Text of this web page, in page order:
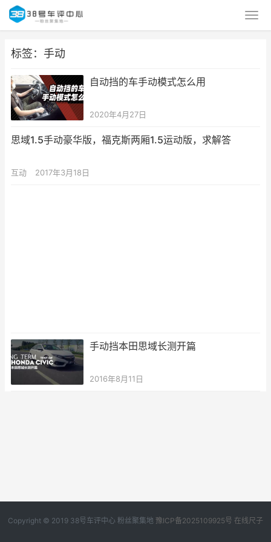
标签：手动
自动挡的车手动模式怎么用
2020年4月27日
思域1.5手动豪华版，福克斯两厢1.5运动版，求解答
互动 2017年3月18日
手动挡本田思域长测开篇
2016年8月11日
Copyright © 2019 38号车评中心 粉丝聚集地 豫ICP备2025109925号 在线尺子